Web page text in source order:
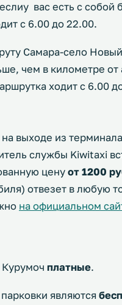
вас есть с собой
с 6.00 до 22.00.
Самара-село
чем в километре
ходит с 6.00
выходе из
службы Kiwitaxi
цену от 1200
отвезет в любую
на официальном
платные.
являются